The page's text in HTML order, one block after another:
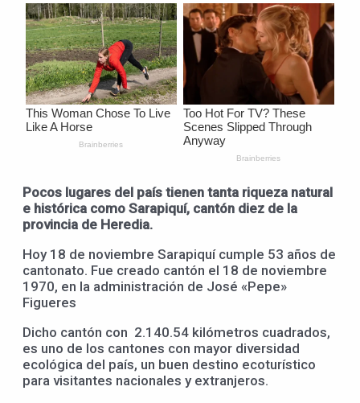
Pocos lugares del país tienen tanta riqueza natural
e histórica como Sarapiquí, cantón diez de la
provincia de Heredia.
Hoy 18 de noviembre Sarapiquí cumple 53 años de
cantonato. Fue creado cantón el 18 de noviembre
1970, en la administración de José «Pepe»
Figueres
Dicho cantón con 2.140.54 kilómetros cuadrados,
es uno de los cantones con mayor diversidad
ecológica del país, un buen destino ecoturístico
para visitantes nacionales y extranjeros.